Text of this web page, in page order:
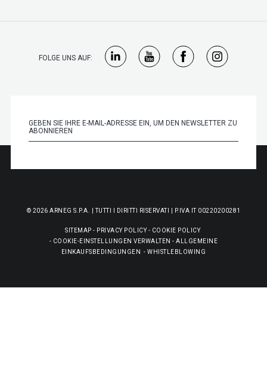
FOLGE UNS AUF:
© 2026 ARNEG S.P.A. | TUTTI I DIRITTI RISERVATI | P.IVA IT 00220200281
SITEMAP - PRIVACY POLICY- COOKIE POLICY
- COOKIE-EINSTELLUNGEN VERWALTEN -ALLGEMEINE
EINKAUFSBEDINGUNGEN
-WHISTLEBLOWING